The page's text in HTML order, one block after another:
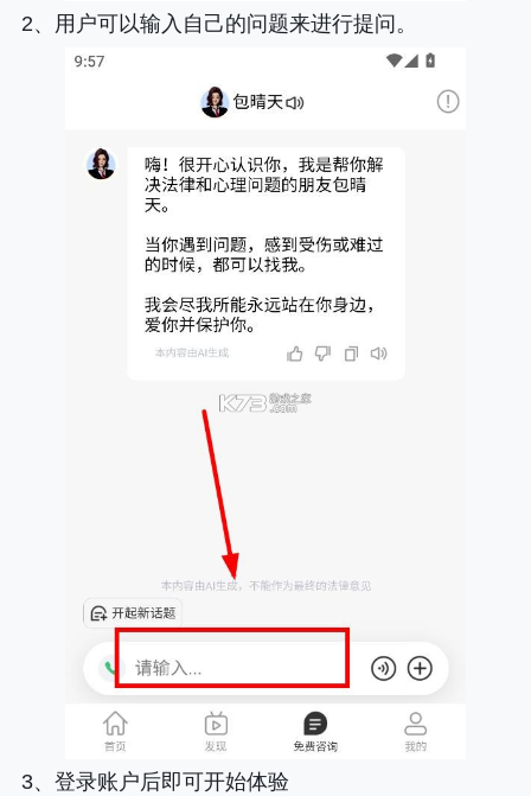
2、用户可以输入自己的问题来进行提问。
3、登录账户后即可开始体验